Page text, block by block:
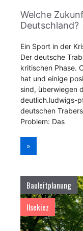
Welche
Deutschland?
Ein Sport in der
Der deutsche
kritischen Phase.
hat und einige
sind, überwiegen
deutlich.ludwigs-
deutschen
Problem: Das
»
Bauleitplanung
Ilsekiez